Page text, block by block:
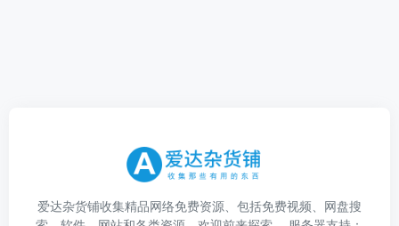
爱达杂货铺收集精品网络免费资源、包括免费视频、网盘搜